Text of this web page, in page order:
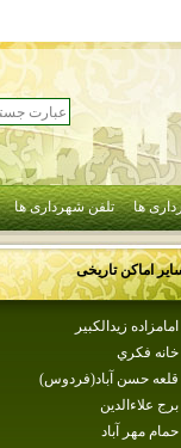
ها تلفن شهرداری ها
اماکن تاریخی
امامزاده زيدالكبير
خانه فكري
قلعه حسن آباد(فردوس)
برج علاءالدين
حمام مهر آباد